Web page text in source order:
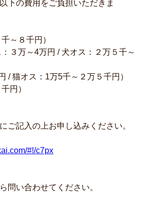
下の費用をご負担いただきま
～８千円）
３万～4万円 / 犬オス：２万５千～
オス：1万5千～２万５千円）
円）
ご記入の上お申し込みください。
#!/c7px
問い合わせてください。